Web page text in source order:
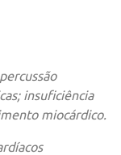
insuficiência
miocárdico.